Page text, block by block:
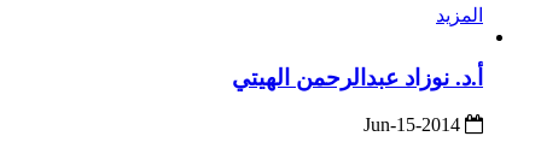
المزيد
أ.د. نوزاد عبدالرحمن الهيتي